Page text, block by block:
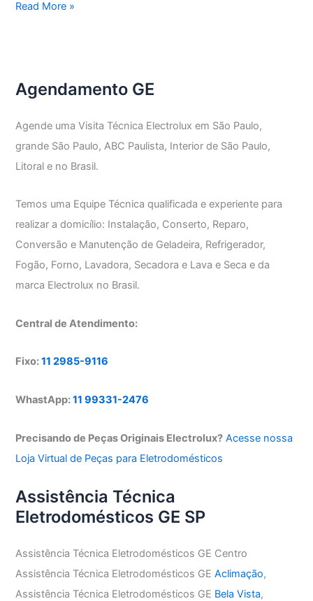
Assistência
Read More »
Agendamento GE
Agende uma Visita Técnica Electrolux em São Paulo,
grande São Paulo, ABC Paulista, Interior de São Paulo,
Litoral e no Brasil.
Temos uma Equipe Técnica qualificada e experiente para
realizar a domicílio: Instalação, Conserto, Reparo,
Conversão e Manutenção de Geladeira, Refrigerador,
Fogão, Forno, Lavadora, Secadora e Lava e Seca e da
marca Electrolux no Brasil.
Central de Atendimento:
Fixo:11 2985-9116
WhastApp:11 99331-2476
Precisando de Peças Originais Electrolux? Acesse nossa
Loja Virtual de Peças para Eletrodomésticos
Assistência Técnica
Eletrodomésticos GE SP
Assistência Técnica Eletrodomésticos GE Centro
Assistência Técnica Eletrodomésticos GEAclimação,
Assistência Técnica Eletrodomésticos GE Bela Vista,